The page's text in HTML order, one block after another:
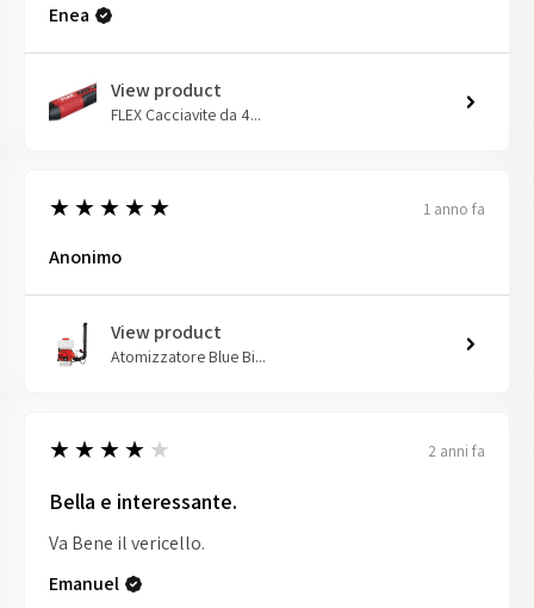
Enea
View product
FLEX Cacciavite da 4...
5
★★★★★ 1 anno fa
Anonimo
View product
Atomizzatore Blue Bi...
4
★★★★★ 2 anni fa
Bella e interessante.
Va Bene il vericello.
Emanuel